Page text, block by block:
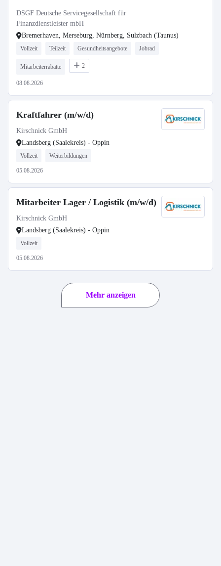
DSGF Deutsche Servicegesellschaft für
Finanzdienstleister mbH
Bremerhaven, Merseburg, Nürnberg, Sulzbach (Taunus)
Vollzeit Teilzeit Gesundheitsangebote Jobrad
Mitarbeiterrabatte 2
08.08.2026
Kraftfahrer (m/w/d)
Kirschnick GmbH
Landsberg (Saalekreis) - Oppin
Vollzeit Weiterbildungen
05.08.2026
Mitarbeiter Lager / Logistik (m/w/d)
Kirschnick GmbH
Landsberg (Saalekreis) - Oppin
Vollzeit
05.08.2026
Mehr anzeigen